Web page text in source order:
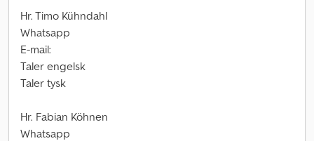
Hr. Timo Kühndahl
Whatsapp
E-mail:
Taler engelsk
Taler tysk
Hr. Fabian Köhnen
Whatsapp